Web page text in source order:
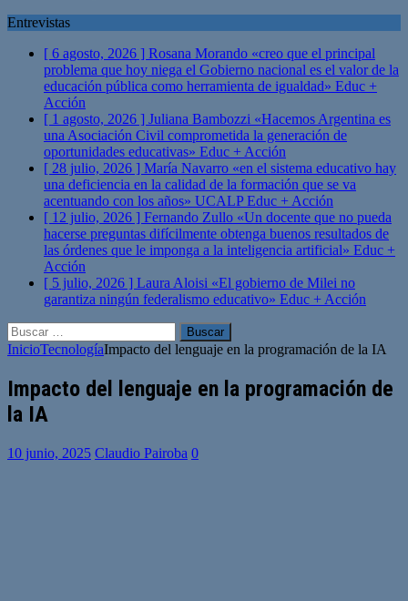
Entrevistas
[ 6 agosto, 2026 ] Rosana Morando «creo que el principal
problema que hoy niega el Gobierno nacional es el valor de la
educación pública como herramienta de igualdad» Educ +
Acción
[ 1 agosto, 2026 ] Juliana Bambozzi «Hacemos Argentina es
una Asociación Civil comprometida la generación de
oportunidades educativas» Educ + Acción
[ 28 julio, 2026 ] María Navarro «en el sistema educativo hay
una deficiencia en la calidad de la formación que se va
acentuando con los años» UCALPEduc + Acción
[ 12 julio, 2026 ] Fernando Zullo «Un docente que no pueda
hacerse preguntas difícilmente obtenga buenos resultados de
las órdenes que le imponga a la inteligencia artificial» Educ +
Acción
[ 5 julio, 2026 ] Laura Aloisi «El gobierno de Milei no
garantiza ningún federalismo educativo» Educ + Acción
Buscar:
InicioTecnologíaImpacto del lenguaje en la programación de la IA
Impacto del lenguaje en la programación de
la IA
10 junio, 2025 Claudio Pairoba 0